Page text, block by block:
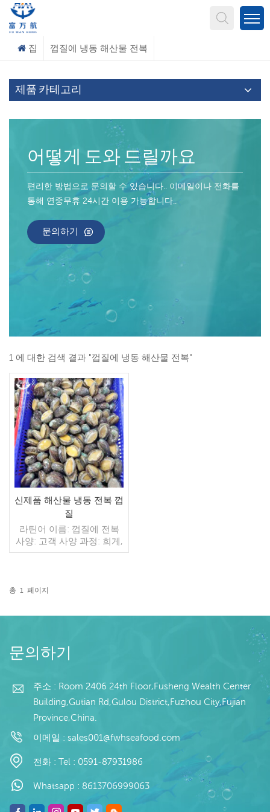
집 껍질에 냉동 해산물 전복
제품 카테고리
어떻게 도와 드릴까요
편리한 방법으로 문의할 수 있습니다.. 이메일이나 전화를
통해 연중무휴 24시간 이용 가능합니다..
문의하기
1 에 대한 검색 결과 "껍질에 냉동 해산물 전복"
신제품 해산물 냉동 전복 껍
질
라틴어 이름: 껍질에 전복
사양: 고객 사양 과정: 희게,
절단 글레이징: IQF 45%(맞
매 모델: 도매/수출 최소. 주
트 컨테이너 지불: 보자마자
20일 이내 원산지: 중국 브
랜드: 푸 완 행
총 1 페이지
문의하기
주소 : Room 2406 24th Floor,Fusheng Wealth Center
Building,Gutian Rd,Gulou District,Fuzhou City,Fujian
Province,China.
이메일 : sales001@fwhseafood.com
전화 : Tel : 0591-87931986
Whatsapp : 8613706999063